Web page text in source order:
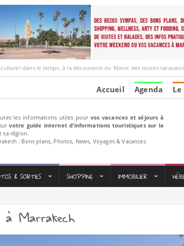
dans le temps, à la découverte du Maroc des routes caravanières et
Accueil Agenda Le
les informations utiles pour vos vacances et séjours à
votre guide internet d’informations touristiques sur la
sa région.
: Bons plans, Photos, News, Voyages & Vacances